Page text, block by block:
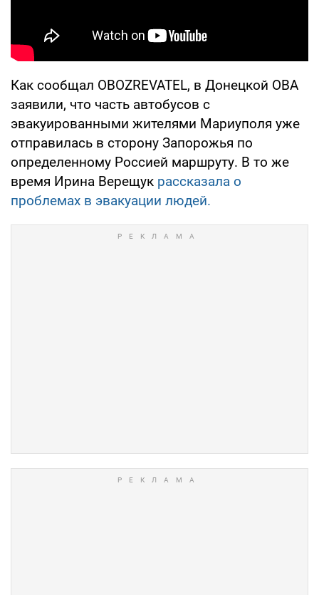
Как сообщал OBOZREVATEL, в Донецкой ОВА
заявили, что часть автобусов с
эвакуированными жителями Мариуполя уже
отправилась в сторону Запорожья по
определенному Россией маршруту. В то же
время Ирина Верещук рассказала о
проблемах в эвакуации людей.